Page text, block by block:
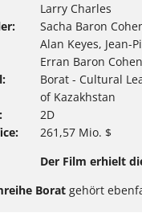
Larry Charles
Sacha Baron
Alan Keyes, Jean-
Erran Baron Cohen
Borat - Cultural
of Kazakhstan
2D
261,57 Mio. $
Der Film erhielt
Borat gehört